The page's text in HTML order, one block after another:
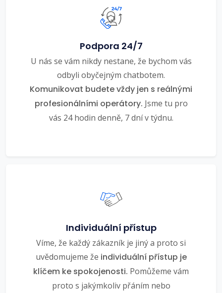
Podpora 24/7
U nás se vám nikdy nestane, že bychom vás
odbyli obyčejným chatbotem.
Komunikovat budete vždy jen s reálnými
profesionálními operátory. Jsme tu pro
vás 24 hodin denně, 7 dní v týdnu.
Individuální přístup
Víme, že každý zákazník je jiný a proto si
uvědomujeme že individuální přístup je
klíčem ke spokojenosti. Pomůžeme vám
proto s jakýmkoliv přáním nebo